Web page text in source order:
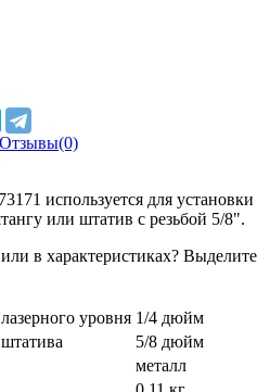
Отзывы(0)
используется для установки
или штатив с резьбой 5/8".
в характеристиках? Выделите
уровня 1/4 дюйм
5/8 дюйм
металл